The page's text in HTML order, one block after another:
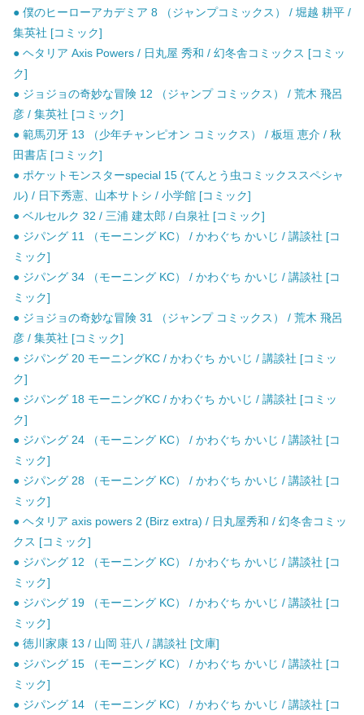
● 僕のヒーローアカデミア 8 （ジャンプコミックス） / 堀越 耕平 /
集英社 [コミック]
● ヘタリア Axis Powers / 日丸屋 秀和 / 幻冬舎コミックス [コミッ
ク]
● ジョジョの奇妙な冒険 12 （ジャンプ コミックス） / 荒木 飛呂
彦 / 集英社 [コミック]
● 範馬刃牙 13 （少年チャンピオン コミックス） / 板垣 恵介 / 秋
田書店 [コミック]
● ポケットモンスターspecial 15 (てんとう虫コミックススペシャ
ル) / 日下秀憲、山本サトシ / 小学館 [コミック]
● ベルセルク 32 / 三浦 建太郎 / 白泉社 [コミック]
● ジパング 11 （モーニング KC） / かわぐち かいじ / 講談社 [コ
ミック]
● ジパング 34 （モーニング KC） / かわぐち かいじ / 講談社 [コ
ミック]
● ジョジョの奇妙な冒険 31 （ジャンプ コミックス） / 荒木 飛呂
彦 / 集英社 [コミック]
● ジパング 20 モーニングKC / かわぐち かいじ / 講談社 [コミッ
ク]
● ジパング 18 モーニングKC / かわぐち かいじ / 講談社 [コミッ
ク]
● ジパング 24 （モーニング KC） / かわぐち かいじ / 講談社 [コ
ミック]
● ジパング 28 （モーニング KC） / かわぐち かいじ / 講談社 [コ
ミック]
● ヘタリア axis powers 2 (Birz extra) / 日丸屋秀和 / 幻冬舎コミッ
クス [コミック]
● ジパング 12 （モーニング KC） / かわぐち かいじ / 講談社 [コ
ミック]
● ジパング 19 （モーニング KC） / かわぐち かいじ / 講談社 [コ
ミック]
● 徳川家康 13 / 山岡 荘八 / 講談社 [文庫]
● ジパング 15 （モーニング KC） / かわぐち かいじ / 講談社 [コ
ミック]
● ジパング 14 （モーニング KC） / かわぐち かいじ / 講談社 [コ